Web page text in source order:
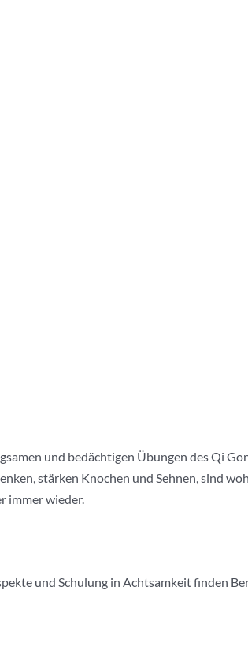
und bedächtigen Übungen des Qi
stärken Knochen und Sehnen, sind
immer wieder.
und Schulung in Achtsamkeit finden